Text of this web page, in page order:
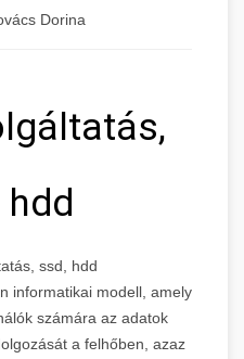
Dorina
hdd
ssd, hdd
informatikai modell, amely
számára az adatok
a felhőben, azaz